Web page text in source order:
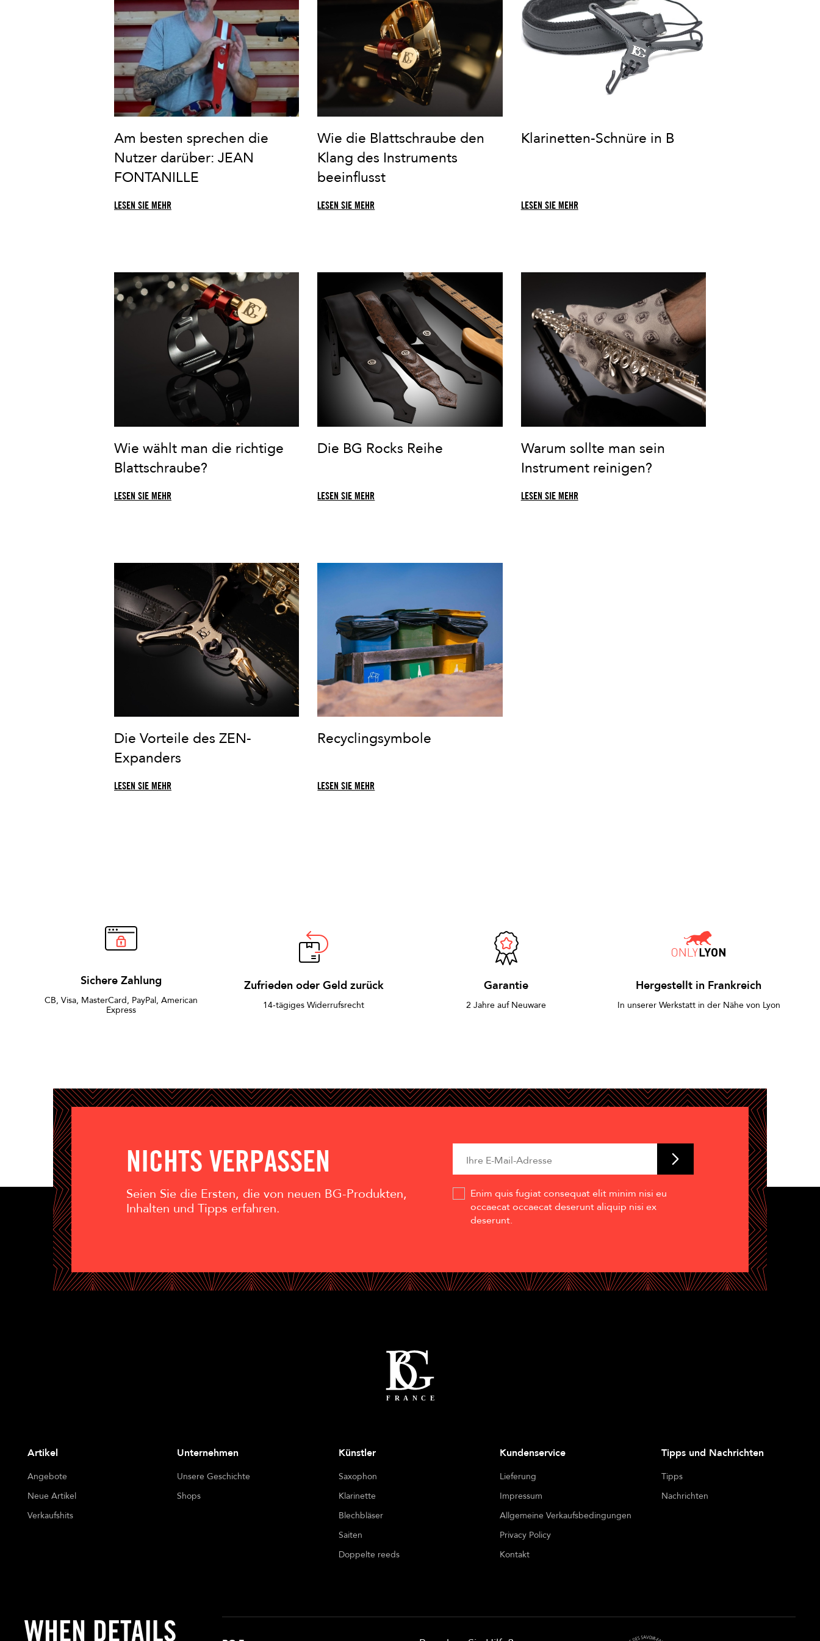
Am besten sprechen die
Nutzer darüber: JEAN
FONTANILLE
LESEN SIE MEHR
Wie die Blattschraube den
Klang des Instruments
beeinflusst
LESEN SIE MEHR
Klarinetten-Schnüre in B
LESEN SIE MEHR
Wie wählt man die richtige
Blattschraube?
LESEN SIE MEHR
Die BG Rocks Reihe
LESEN SIE MEHR
Warum sollte man sein
Instrument reinigen?
LESEN SIE MEHR
Die Vorteile des ZEN-
Expanders
LESEN SIE MEHR
Recyclingsymbole
LESEN SIE MEHR
Sichere Zahlung
CB, Visa, MasterCard, PayPal, American
Express
Zufrieden oder Geld zurück
14-tägiges Widerrufsrecht
Garantie
2 Jahre auf Neuware
Hergestellt in Frankreich
In unserer Werkstatt in der Nähe von Lyon
NICHTS VERPASSEN
Seien Sie die Ersten, die von neuen BG-Produkten,
Inhalten und Tipps erfahren.
Enim quis fugiat consequat elit minim nisi eu
occaecat occaecat deserunt aliquip nisi ex
deserunt.
Artikel
Angebote
Neue Artikel
Verkaufshits
Unternehmen
Unsere Geschichte
Shops
Künstler
Saxophon
Klarinette
Blechbläser
Saiten
Doppelte reeds
Kundenservice
Lieferung
Impressum
Allgemeine Verkaufsbedingungen
Privacy Policy
Kontakt
Tipps und Nachrichten
Tipps
Nachrichten
WHEN DETAILS